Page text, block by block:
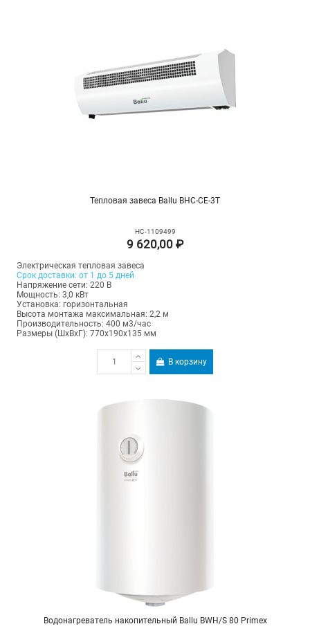
Тепловая завеса Ballu BHC-CE-3T
НС-1109499
9 620,00 ₽
Электрическая тепловая завеса
Срок доставки: от 1 до 5 дней
Напряжение сети: 220 В
Мощность: 3,0 кВт
Установка: горизонтальная
Высота монтажа максимальная: 2,2 м
Производительность: 400 м3/час
Размеры (ШхВхГ): 770х190х135 мм
В корзину
Водонагреватель накопительный Ballu BWH/S 80 Primex